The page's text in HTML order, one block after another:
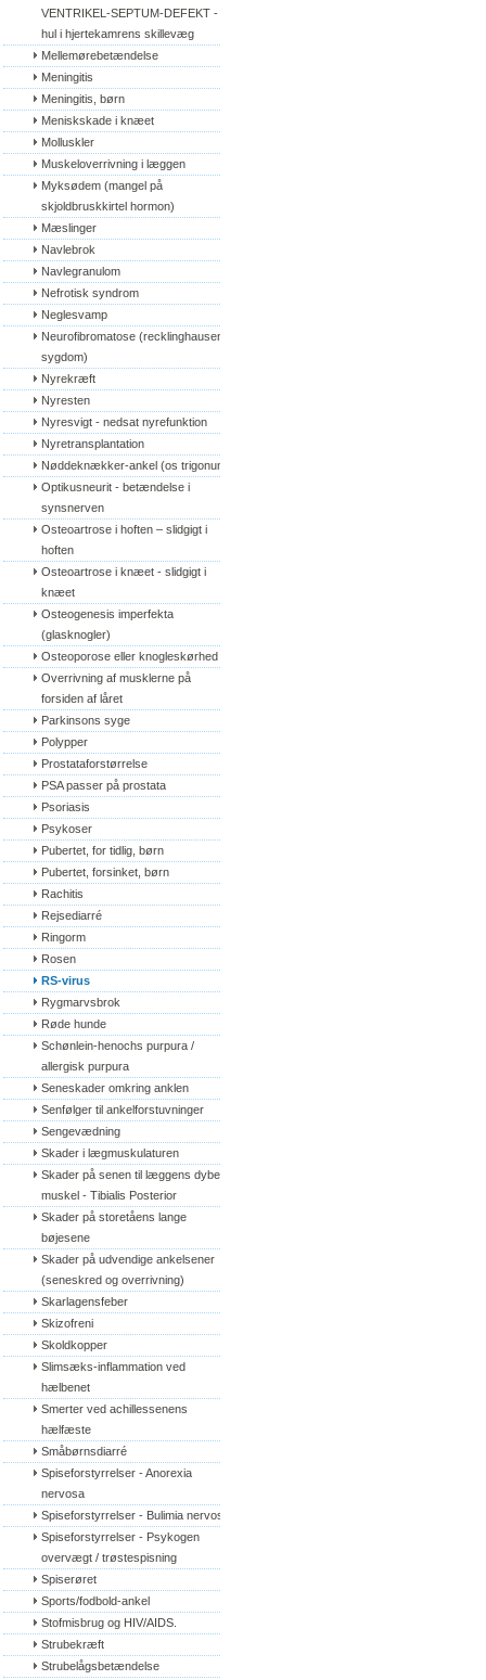
VENTRIKEL-SEPTUM-DEFEKT -
hul i hjertekamrens skillevæg
Mellemørebetændelse
Meningitis
Meningitis, børn
Meniskskade i knæet
Molluskler
Muskeloverrivning i læggen
Myksødem (mangel på
skjoldbruskkirtel hormon)
Mæslinger
Navlebrok
Navlegranulom
Nefrotisk syndrom
Neglesvamp
Neurofibromatose (recklinghausens
sygdom)
Nyrekræft
Nyresten
Nyresvigt - nedsat nyrefunktion
Nyretransplantation
Nøddeknækker-ankel (os trigonum)
Optikusneurit - betændelse i
synsnerven
Osteoartrose i hoften – slidgigt i
hoften
Osteoartrose i knæet - slidgigt i
knæet
Osteogenesis imperfekta
(glasknogler)
Osteoporose eller knogleskørhed
Overrivning af musklerne på
forsiden af låret
Parkinsons syge
Polypper
Prostataforstørrelse
PSA passer på prostata
Psoriasis
Psykoser
Pubertet, for tidlig, børn
Pubertet, forsinket, børn
Rachitis
Rejsediarré
Ringorm
Rosen
RS-virus
Rygmarvsbrok
Røde hunde
Schønlein-henochs purpura /
allergisk purpura
Seneskader omkring anklen
Senfølger til ankelforstuvninger
Sengevædning
Skader i lægmuskulaturen
Skader på senen til læggens dybe
muskel - Tibialis Posterior
Skader på storetåens lange
bøjesene
Skader på udvendige ankelsener
(seneskred og overrivning)
Skarlagensfeber
Skizofreni
Skoldkopper
Slimsæks-inflammation ved
hælbenet
Smerter ved achillessenens
hælfæste
Småbørnsdiarré
Spiseforstyrrelser - Anorexia
nervosa
Spiseforstyrrelser - Bulimia nervosa
Spiseforstyrrelser - Psykogen
overvægt / trøstespisning
Spiserøret
Sports/fodbold-ankel
Stofmisbrug og HIV/AIDS.
Strubekræft
Strubelågsbetændelse